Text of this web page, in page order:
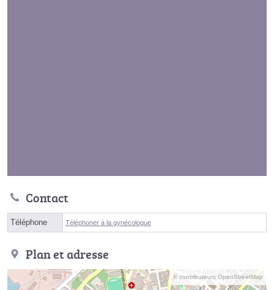
Contact
Téléphone Téléphoner à la gynécologue
Plan et adresse
© contributeurs OpenStreetMap